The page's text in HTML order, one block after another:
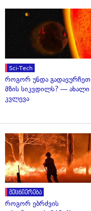
Sci-Tech
როგორ უნდა გადავურჩეთ
მზის სიკვდილს? — ახალი
კვლევა
მეცნიერება
როგორ ებრძვის